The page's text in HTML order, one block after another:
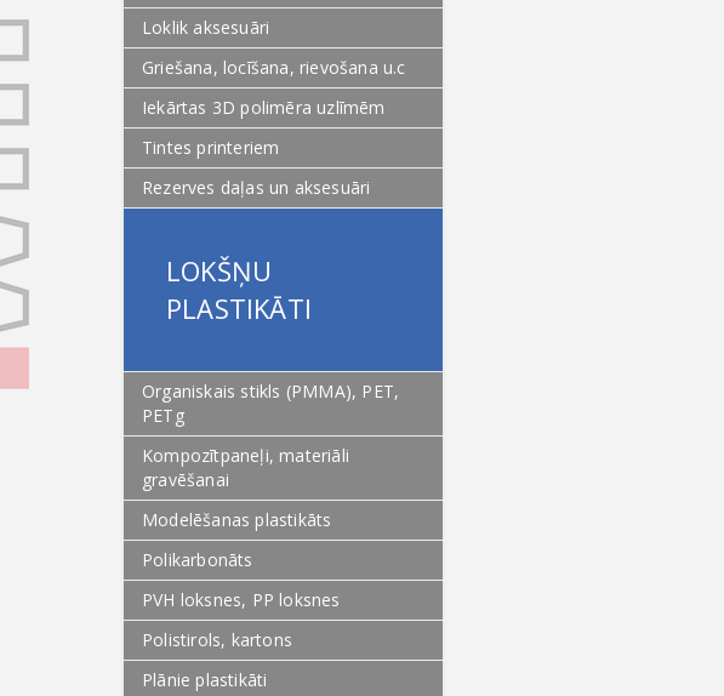
Loklik aksesuāri
Griešana, locīšana, rievošana u.c
Iekārtas 3D polimēra uzlīmēm
Tintes printeriem
Rezerves daļas un aksesuāri
LOKŠŅU
PLASTIKĀTI
Organiskais stikls (PMMA), PET,
PETg
Kompozītpaneļi, materiāli
gravēšanai
Modelēšanas plastikāts
Polikarbonāts
PVH loksnes, PP loksnes
Polistirols, kartons
Plānie plastikāti